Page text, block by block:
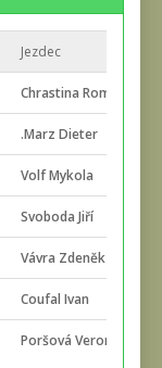
Jezdec
Chrastina Roman
.Marz Dieter
Volf Mykola
Svoboda Jiří
Vávra Zdeněk
Coufal Ivan
Poršová Veronika